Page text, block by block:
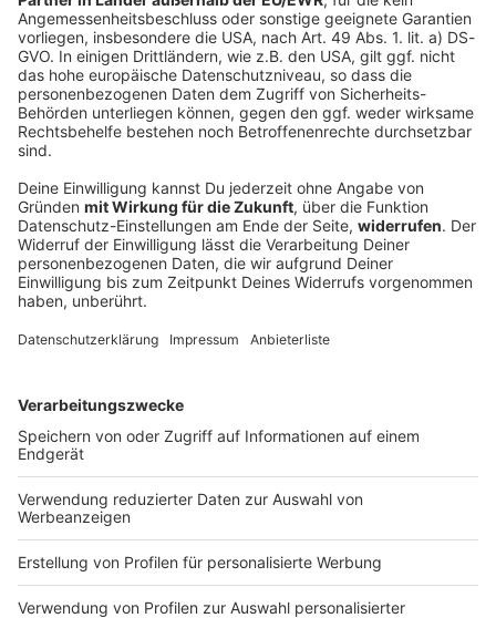
Bis zu 36 Grad - vereinzelt kräftige Gewitter
für Bayern
Viel Sonne und Temperaturen bis zu 36 Grad
bestimmen den Wochenstart in Bayern. Im
Starkregen und Sturmböen möglich.
DEINE GEMERKTEN ARTIKEL
Du hast dir noch keine Artikel gemerkt
Markiere sie hierfür mit einem